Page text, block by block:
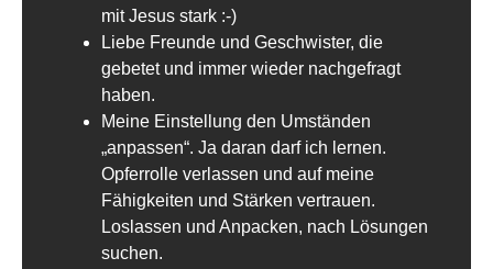
mit Jesus stark :-)
Liebe Freunde und Geschwister, die
gebetet und immer wieder nachgefragt
haben.
Meine Einstellung den Umständen
„anpassen“. Ja daran darf ich lernen.
Opferrolle verlassen und auf meine
Fähigkeiten und Stärken vertrauen.
Loslassen und Anpacken, nach Lösungen
suchen.